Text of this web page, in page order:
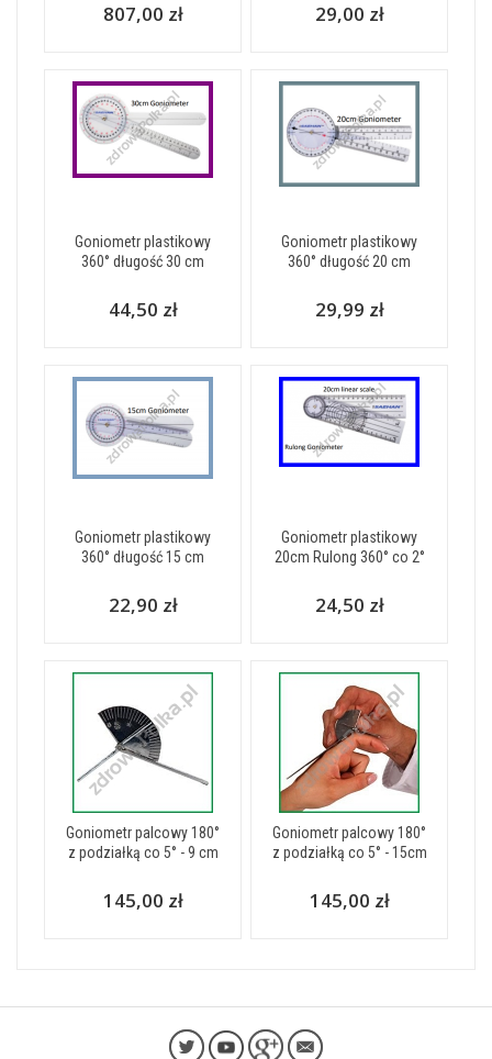
807,00 zł 29,00 zł
Goniometr plastikowy
360° długość 30 cm
44,50 zł
Goniometr plastikowy
360° długość 20 cm
29,99 zł
Goniometr plastikowy
360° długość 15 cm
22,90 zł
Goniometr plastikowy
20cm Rulong 360° co 2°
24,50 zł
Goniometr palcowy 180°
z podziałką co 5° - 9 cm
145,00 zł
Goniometr palcowy 180°
z podziałką co 5° - 15cm
145,00 zł